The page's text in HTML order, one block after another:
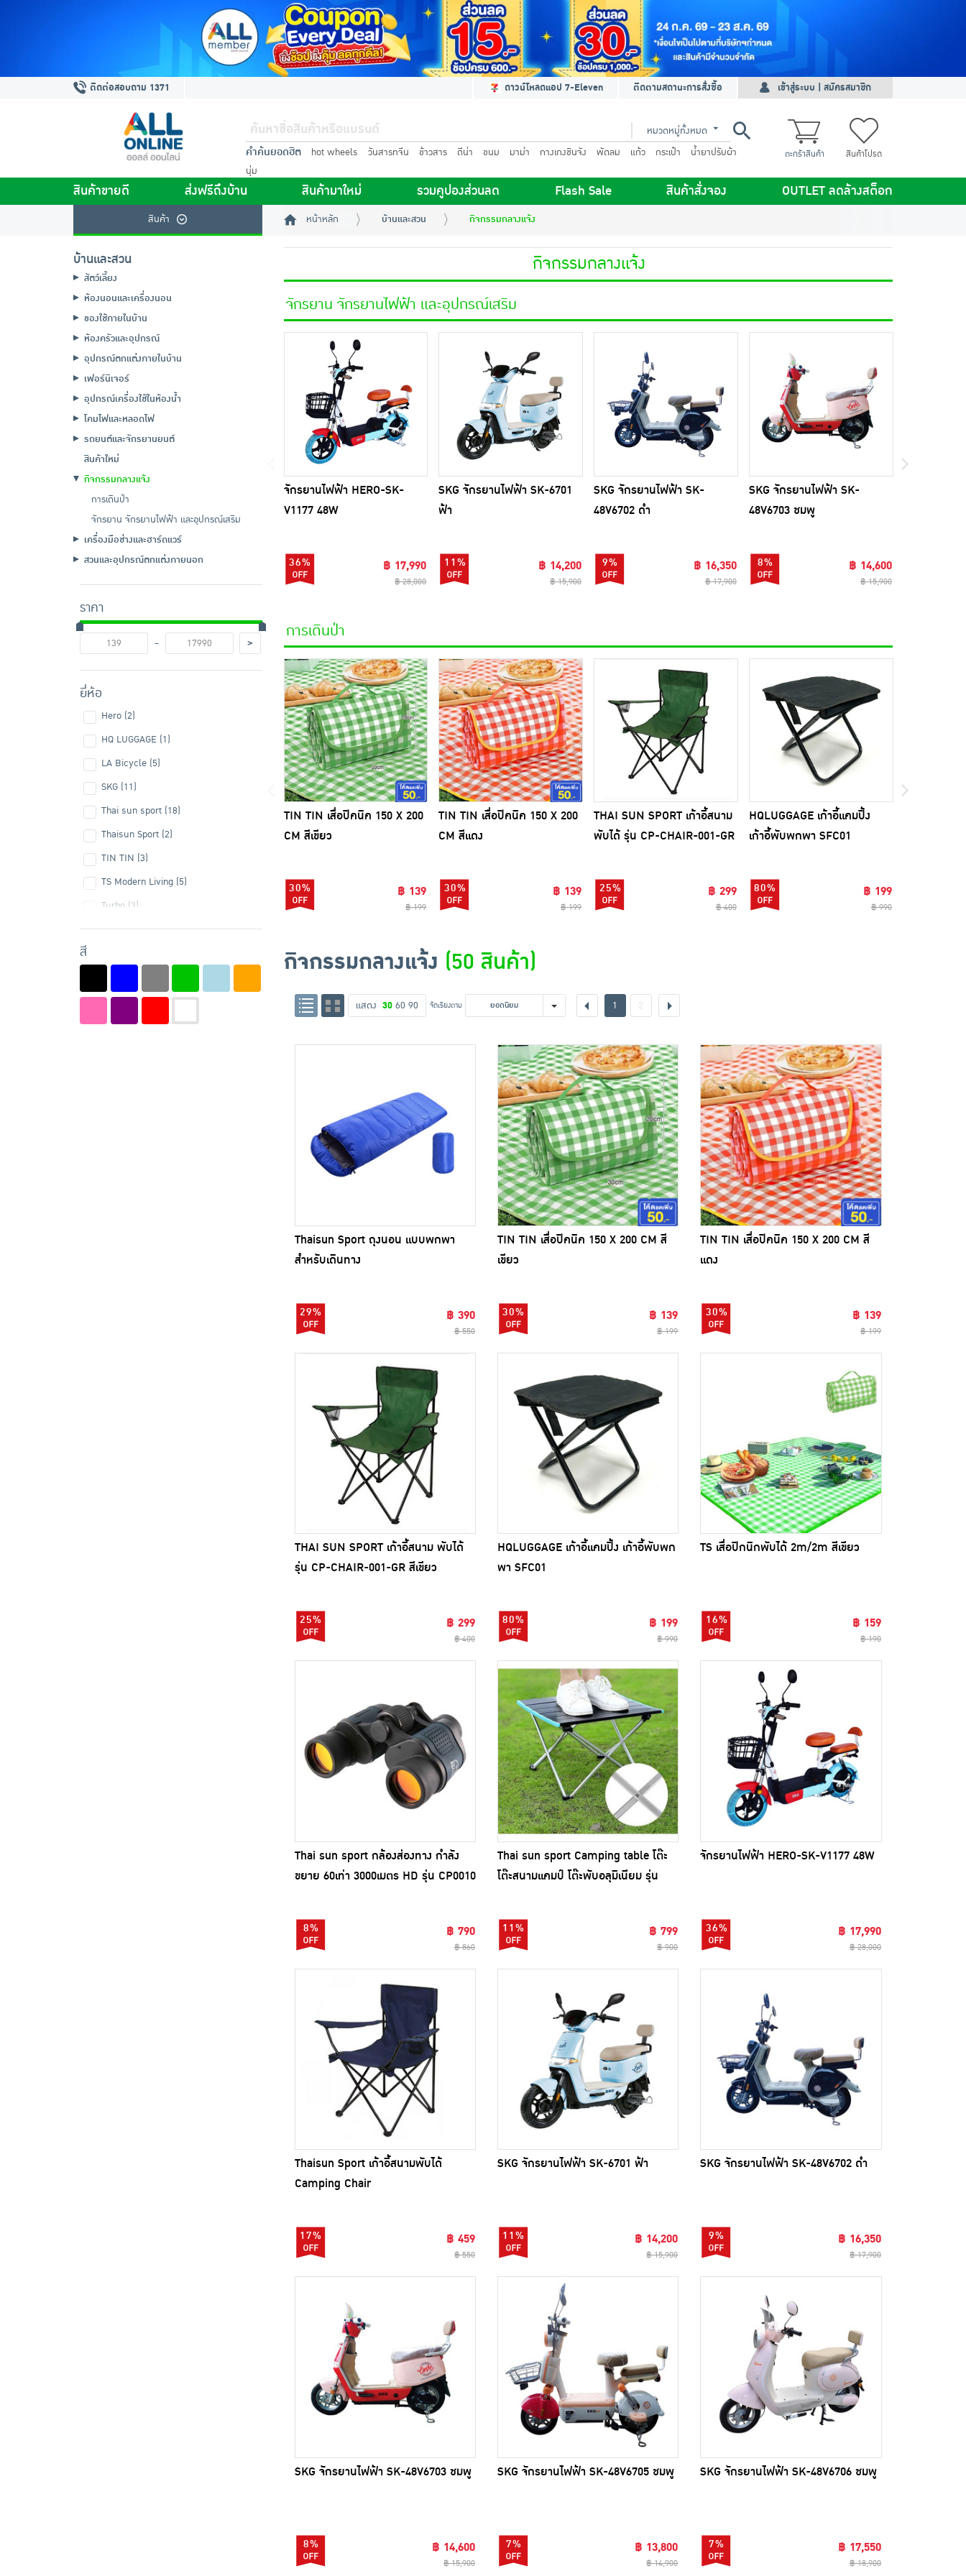
ติดต่อสอบถาม 1371 ดาวน์โหลดแอป 7-Eleven ติดตามสถานะการสั่งซื้อ เข้าสู่ระบบ | สมัครสมาชิก
หมวดหมู่ทั้งหมด
คำค้นยอดฮิต hot wheels วันสารทจีน ข้าวสาร ดีน่า ขนม มาม่า กางเกงชินจัง พัดลม แก้ว กระเป๋า
น้ำยาปรับผ้า
นุ่ม
ตะกร้าสินค้า สินค้าโปรด
สินค้าขายดี ส่งฟรีถึงบ้าน สินค้ามาใหม่ รวมคูปองส่วนลด Flash Sale สินค้าสั่งจอง OUTLET ลดล้างสต็อก
สินค้า หน้าหลัก บ้านและสวน กิจกรรมกลางแจ้ง
บ้านและสวน
สัตว์เลี้ยง
ห้องนอนและเครื่องนอน
ของใช้ภายในบ้าน
ห้องครัวและอุปกรณ์
อุปกรณ์ตกแต่งภายในบ้าน
เฟอร์นิเจอร์
อุปกรณ์เครื่องใช้ในห้องน้ำ
โคมไฟและหลอดไฟ
รถยนต์และจักรยานยนต์
สินค้าใหม่
กิจกรรมกลางแจ้ง
การเดินป่า
จักรยาน จักรยานไฟฟ้า และอุปกรณ์เสริม
เครื่องมือช่างและฮาร์ดแวร์
สวนและอุปกรณ์ตกแต่งภายนอก
ราคา
-
>
ยี่ห้อ
Hero (2)
HQ LUGGAGE (1)
LA Bicycle (5)
SKG (11)
Thai sun sport (18)
Thaisun Sport (2)
TIN TIN (3)
TS Modern Living (5)
Turbo (3)
สี
กิจกรรมกลางแจ้ง
จักรยาน จักรยานไฟฟ้า และอุปกรณ์เสริม
จักรยานไฟฟ้า HERO-SK-
V1177 48W
36% ฿ 17,990
฿ 28,000
SKG จักรยานไฟฟ้า SK-6701
ฟ้า
11% ฿ 14,200
฿ 15,900
SKG จักรยานไฟฟ้า SK-
48V6702 ดำ
9% ฿ 16,350
฿ 17,900
SKG จักรยานไฟฟ้า SK-
48V6703 ชมพู
8% ฿ 14,600
฿ 15,900
การเดินป่า
TIN TIN เสื่อปิคนิค 150 X 200
CM สีเขียว
30% ฿ 139
฿ 199
TIN TIN เสื่อปิคนิค 150 X 200
CM สีแดง
30% ฿ 139
฿ 199
THAI SUN SPORT เก้าอี้สนาม
พับได้ รุ่น CP-CHAIR-001-GR
25% ฿ 299
฿ 400
HQLUGGAGE เก้าอี้แคมปิ้ง
เก้าอี้พับพกพา SFC01
80% ฿ 199
฿ 990
กิจกรรมกลางแจ้ง (50 สินค้า)
แสดง 30 60 90 จัดเรียงตาม ยอดนิยม 1 2
Thaisun Sport ถุงนอน แบบพกพา
สำหรับเดินทาง
29% ฿ 390
฿ 550
TIN TIN เสื่อปิคนิค 150 X 200 CM สี
เขียว
30% ฿ 139
฿ 199
TIN TIN เสื่อปิคนิค 150 X 200 CM สี
แดง
30% ฿ 139
฿ 199
THAI SUN SPORT เก้าอี้สนาม พับได้
รุ่น CP-CHAIR-001-GR สีเขียว
25% ฿ 299
฿ 400
HQLUGGAGE เก้าอี้แคมปิ้ง เก้าอี้พับพก
พา SFC01
80% ฿ 199
฿ 990
TS เสื่อปิกนิกพับได้ 2m/2m สีเขียว
16% ฿ 159
฿ 190
Thai sun sport กล้องส่องทาง กำลัง
ขยาย 60เท่า 3000เมตร HD รุ่น CP0010
8% ฿ 790
฿ 860
Thai sun sport Camping table โต๊ะ
โต๊ะสนามแคมป์ โต๊ะพับอลุมิเนียม รุ่น
11% ฿ 799
฿ 900
จักรยานไฟฟ้า HERO-SK-V1177 48W
36% ฿ 17,990
฿ 28,000
Thaisun Sport เก้าอี้สนามพับได้
Camping Chair
17% ฿ 459
฿ 550
SKG จักรยานไฟฟ้า SK-6701 ฟ้า
11% ฿ 14,200
฿ 15,900
SKG จักรยานไฟฟ้า SK-48V6702 ดำ
9% ฿ 16,350
฿ 17,900
SKG จักรยานไฟฟ้า SK-48V6703 ชมพู
8% ฿ 14,600
฿ 15,900
SKG จักรยานไฟฟ้า SK-48V6705 ชมพู
7% ฿ 13,800
฿ 14,900
SKG จักรยานไฟฟ้า SK-48V6706 ชมพู
7% ฿ 17,550
฿ 18,900